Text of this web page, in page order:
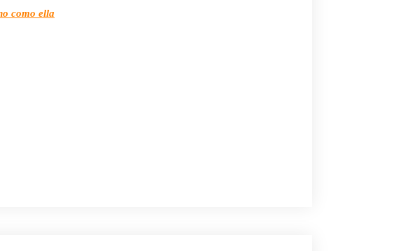
como ella